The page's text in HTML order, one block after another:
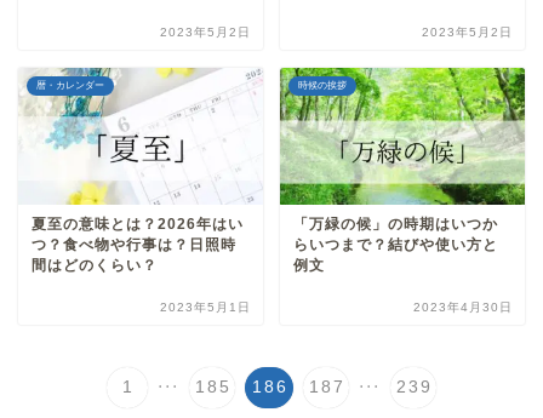
2023年5月2日 2023年5月2日
暦・カレンダー
夏至の意味とは？2026年はい
つ？食べ物や行事は？日照時
間はどのくらい？
2023年5月1日
時候の挨拶
「万緑の候」の時期はいつか
らいつまで？結びや使い方と
例文
2023年4月30日
1 ... 185 186 187 ... 239